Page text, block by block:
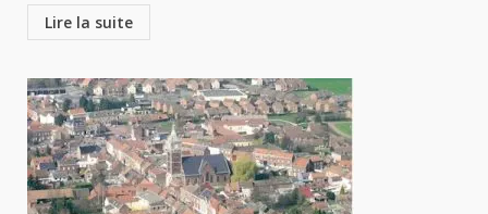
Lire la suite